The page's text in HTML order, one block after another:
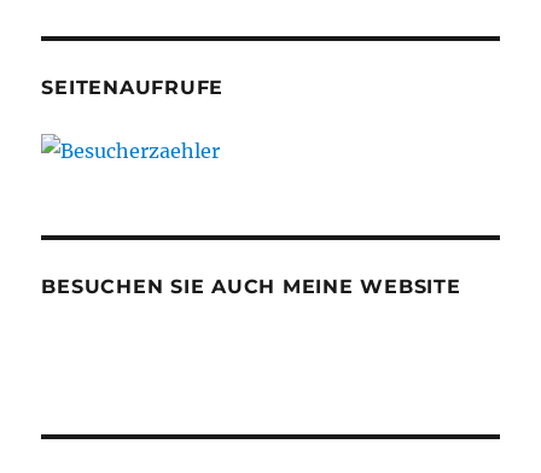
SEITENAUFRUFE
BESUCHEN SIE AUCH MEINE WEBSITE